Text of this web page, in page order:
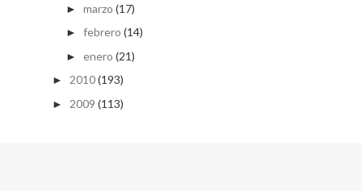
► marzo (17)
► febrero (14)
► enero (21)
► 2010(193)
► 2009 (113)